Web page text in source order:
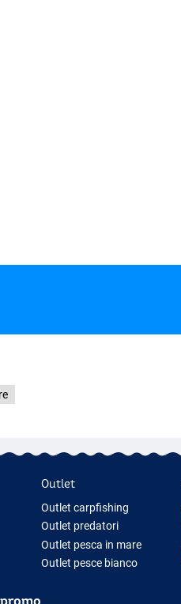
Outlet
Outlet carpfishing
Outlet predatori
Outlet pesca in mare
Outlet pesce bianco